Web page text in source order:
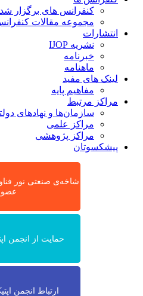
کنفرانس های برگزار شده
مجموعه مقالات کنفرانس
انتشارات
نشریه IJOP
خبرنامه
ماهنامه
لینک های مفید
مفاهیم پایه
مراکز مرتبط
سازمان‌ها و نهادهای
مراکز علمی
مراکز پژوهشی
پیشکسوتان
شاخه‌ی صنعتی نور
عضو
حمایت از انجمن
ارتباط انجمن